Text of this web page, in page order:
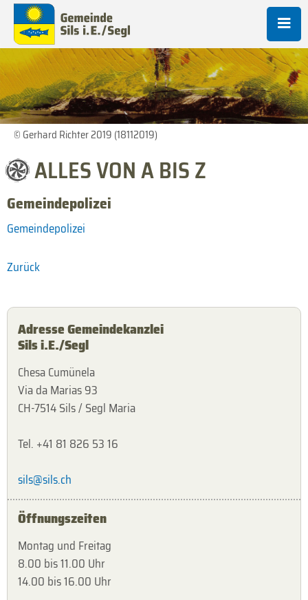
© Gerhard Richter 2019 (18112019)
ALLES VON A BIS Z
Gemeindepolizei
Gemeindepolizei
Zurück
Adresse Gemeindekanzlei
Sils i.E./Segl
Chesa Cumünela
Via da Marias 93
CH-7514 Sils / Segl Maria
Tel. +41 81 826 53 16
sils@sils.ch
Öffnungszeiten
Montag und Freitag
8.00 bis 11.00 Uhr
14.00 bis 16.00 Uhr